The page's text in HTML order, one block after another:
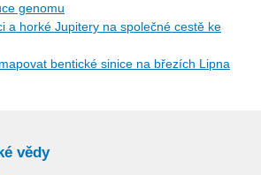
genomu
a horké Jupitery na společné cestě ke
bentické sinice na březích Lipna
vědy